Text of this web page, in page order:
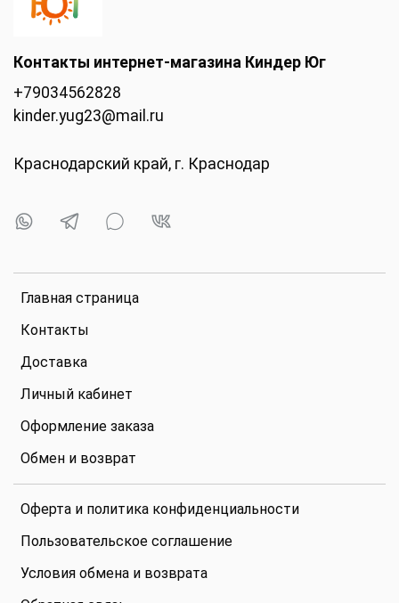
Главная страница
Контакты
Доставка
Личный кабинет
Оформление заказа
Обмен и возврат
Оферта и политика конфиденциальности
Пользовательское соглашение
Условия обмена и возврата
Контакты интернет-магазина Киндер Юг
+79034562828
kinder.yug23@mail.ru
Краснодарский край, г. Краснодар